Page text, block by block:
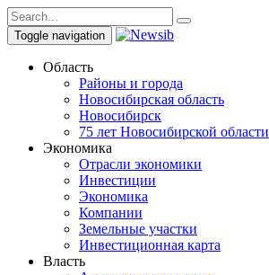
Toggle navigation
Область
Районы и города
Новосибирская область
Новосибирск
75 лет Новосибирской области
Экономика
Отрасли экономики
Инвестиции
Экономика
Компании
Земельные участки
Инвестиционная карта
Власть